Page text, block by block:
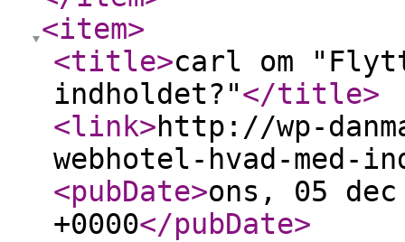
<item>
<title>carl om
indholdet?"</title>
<link>http://wp-
webhotel-hvad-med-
<pubDate>ons, 05
+0000</pubDate>